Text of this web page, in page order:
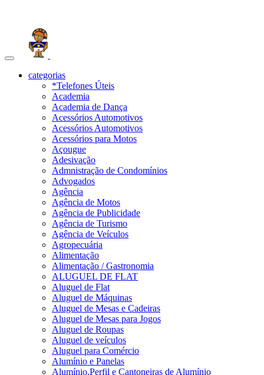
Toggle
navigationcategorias
*Telefones Úteis
Academia
Academia de Dança
Acessórios Automotivos
Acessórios Automotivos
Acessórios para Motos
Açougue
Adesivação
Admnistração de Condomínios
Advogados
Agência
Agência de Motos
Agência de Publicidade
Agência de Turismo
Agência de Veículos
Agropecuária
Alimentação
Alimentação / Gastronomia
ALUGUEL DE FLAT
Aluguel de Flat
Aluguel de Máquinas
Aluguel de Mesas e Cadeiras
Aluguel de Mesas para Jogos
Aluguel de Roupas
Aluguel de veículos
Aluguel para Comércio
Alumínio e Panelas
Alumínio,Perfil e Cantoneiras de Alumínio